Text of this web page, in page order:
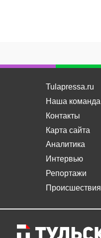
Tulapressa.ru
Наша команда
Контакты
Карта сайта
Аналитика
Интервью
Репортажи
Происшествия